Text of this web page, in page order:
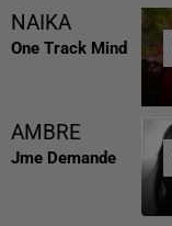
NAIKA
One Track Mind
AMBRE
Jme Demande